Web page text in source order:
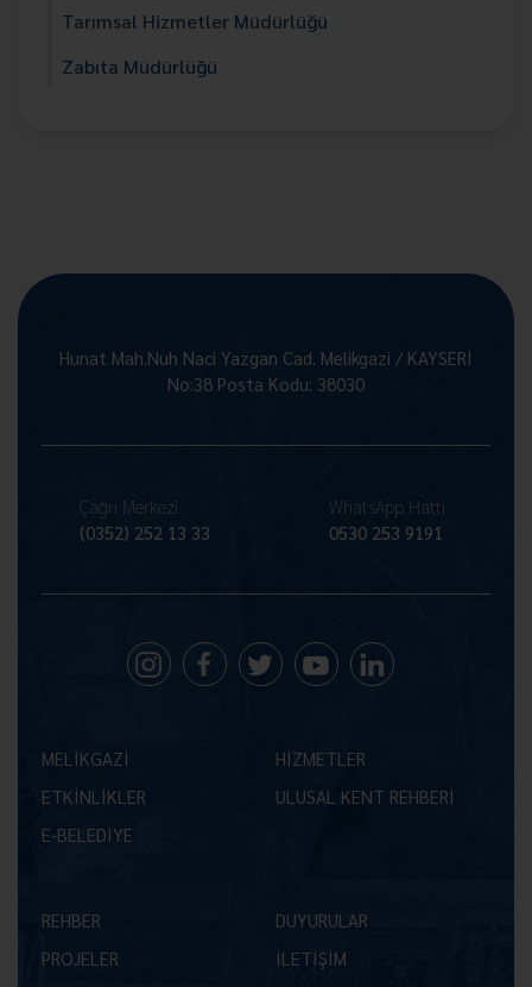
Tarımsal Hizmetler Müdürlüğü
Zabıta Müdürlüğü
Hunat Mah.Nuh Naci Yazgan Cad. Melikgazi / KAYSERİ
No:38 Posta Kodu: 38030
Çağrı Merkezi
(0352) 252 13 33
WhatsApp Hattı
0530 253 9191
MELİKGAZİ
HİZMETLER
ETKİNLİKLER
ULUSAL KENT REHBERİ
E-BELEDİYE
REHBER
DUYURULAR
PROJELER
İLETİŞİM